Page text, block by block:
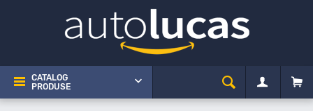
CATALOG
PRODUSE